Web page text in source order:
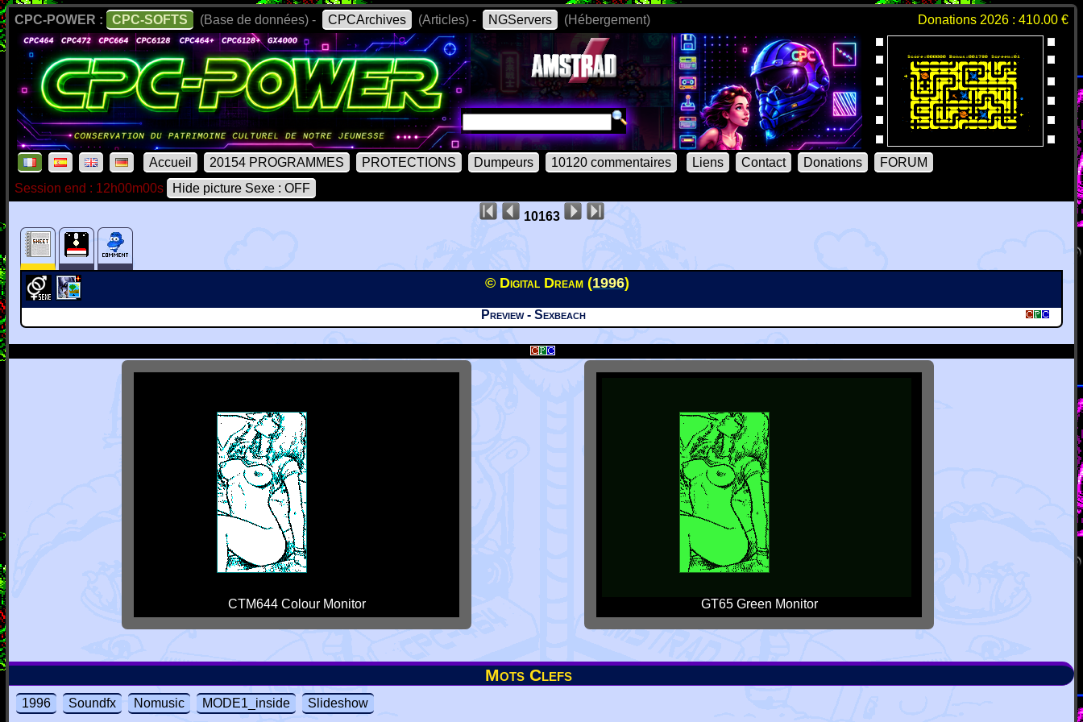
CPC-POWER : CPC-SOFTS (Base de données) - CPCArchives (Articles) - NGServers (Hébergement) Donations 2026 : 410.00 €
Accueil 20154 PROGRAMMES PROTECTIONS Dumpeurs 10120 commentaires Liens Contact Donations
FORUM
Session end : 12h00m00s
Hide picture Sexe : OFF
10163
© Digital Dream (1996)
Preview - Sexbeach
CTM644 Colour Monitor GT65 Green Monitor
Mots Clefs
1996 Soundfx Nomusic MODE1_inside Slideshow